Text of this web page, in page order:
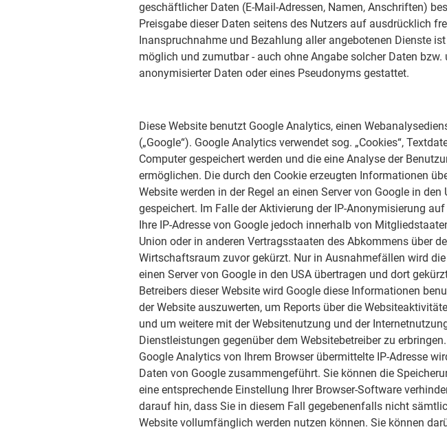
geschäftlicher Daten (E-Mail-Adressen, Namen, Anschriften)
Preisgabe dieser Daten seitens des Nutzers auf ausdrücklich
Inanspruchnahme und Bezahlung aller angebotenen Dienste
möglich und zumutbar - auch ohne Angabe solcher Daten bzw.
anonymisierter Daten oder eines Pseudonyms gestattet.
Diese Website benutzt Google Analytics, einen
(„Google“). Google Analytics verwendet sog. „Cookies“,
Computer gespeichert werden und die eine Analyse der
ermöglichen. Die durch den Cookie erzeugten Informationen
Website werden in der Regel an einen Server von Google in
gespeichert. Im Falle der Aktivierung der IP-Anonymisierung
Ihre IP-Adresse von Google jedoch innerhalb von
Union oder in anderen Vertragsstaaten des Abkommens über
Wirtschaftsraum zuvor gekürzt. Nur in Ausnahmefällen wird die
einen Server von Google in den USA übertragen und dort
Betreibers dieser Website wird Google diese Informationen
der Website auszuwerten, um Reports über die
und um weitere mit der Websitenutzung und der
Dienstleistungen gegenüber dem Websitebetreiber zu
Google Analytics von Ihrem Browser übermittelte IP-Adresse
Daten von Google zusammengeführt. Sie können die
eine entsprechende Einstellung Ihrer Browser-Software
darauf hin, dass Sie in diesem Fall gegebenenfalls nicht
Website vollumfänglich werden nutzen können. Sie können